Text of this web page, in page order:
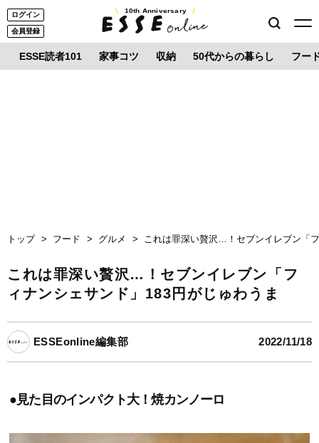
ログイン
会員登録
10th Anniversary
ESSE読者101 家事コツ 収納 50代からの暮らし フー
トップ フード グルメ これは罪深い贅沢…！セブンイレブン「
これは罪深い贅沢…！セブンイレブン「フ
ィナンシェサンド」183円がじゅわうま
ESSEonline編集部 2022/11/18
●見た目のインパクト大！焼カンノーロ